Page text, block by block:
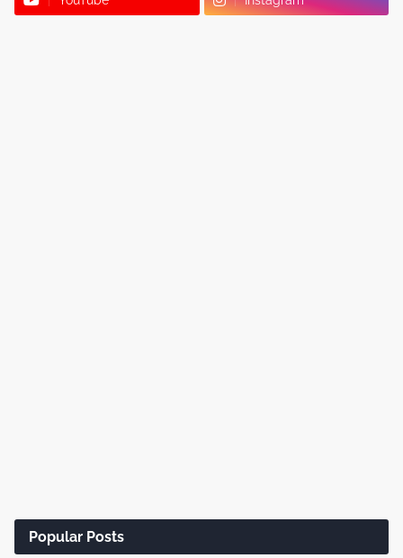
Popular Posts